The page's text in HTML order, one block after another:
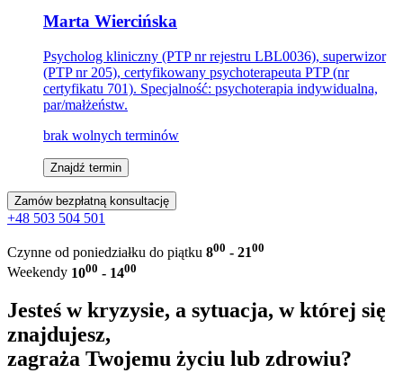
Marta Wiercińska
Psycholog kliniczny (PTP nr rejestru LBL0036), superwizor
(PTP nr 205), certyfikowany psychoterapeuta PTP (nr
certyfikatu 701). Specjalność: psychoterapia indywidualna,
par/małżeństw.
brak wolnych terminów
Znajdź termin
Zamów bezpłatną konsultację
+48 503 504 501
Czynne od poniedziałku do piątku 800 - 2100
Weekendy 1000 - 1400
Jesteś w kryzysie, a sytuacja, w której się
znajdujesz,
zagraża Twojemu życiu lub zdrowiu?